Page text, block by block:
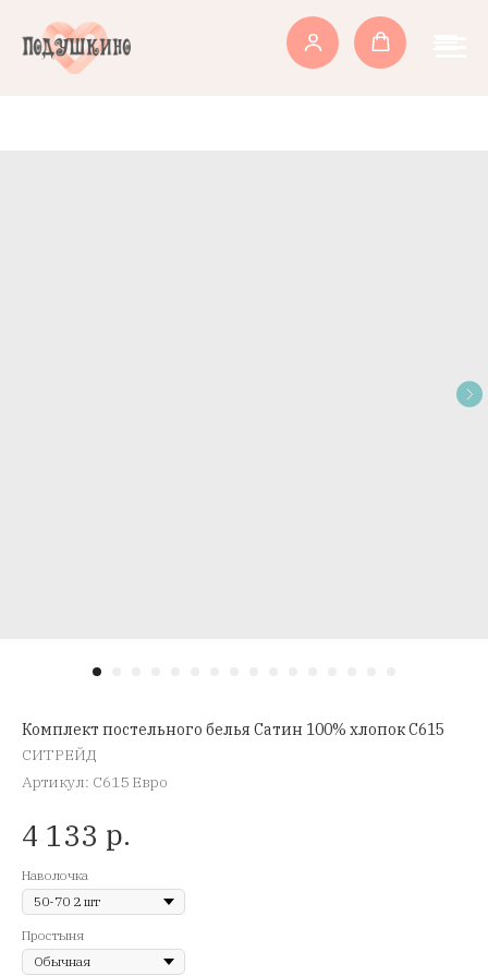
Комплект постельного белья Сатин 100% хлопок C615
СИТРЕЙД
Артикул: C615 Евро
4 133 р.
Наволочка
Простыня